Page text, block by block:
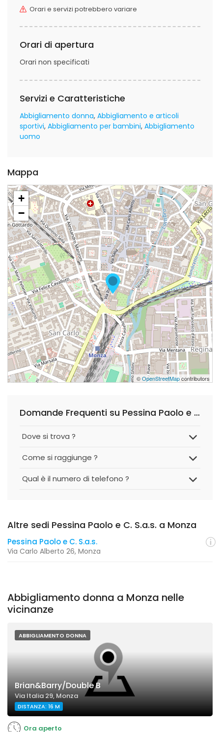
Orari e servizi potrebbero variare
Orari di apertura
Orari non specificati
Servizi e Caratteristiche
Abbigliamento donna Abbigliamento e articoli
sportivi Abbigliamento per bambini Abbigliamento
uomo
Mappa
+
−
©OpenStreetMapcontributors
Domande Frequenti su Pessina Paolo e C. S.a.s.
Dove si trova ?
Come si raggiunge ?
Qual è il numero di telefono ?
Altre sedi Pessina Paolo e C. S.a.s. a Monza
Pessina Paolo e C. S.a.s.
Via Carlo Alberto 26, Monza
Abbigliamento donna a Monza nelle
vicinanze
ABBIGLIAMENTO DONNA
Brian&Barry/Double B
Via Italia 29, Monza
DISTANZA: 16 M
Ora aperto